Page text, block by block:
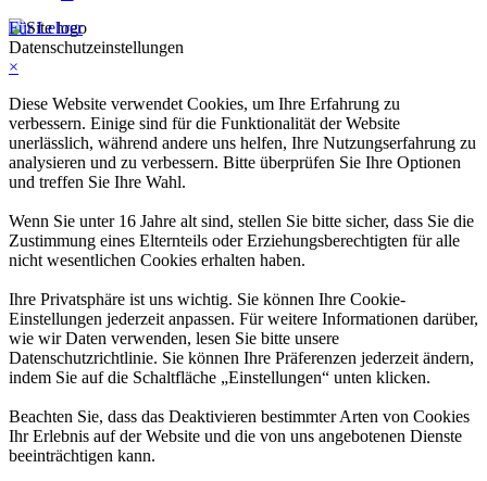
Für Lehrer
Datenschutzeinstellungen
×
Diese Website verwendet Cookies, um Ihre Erfahrung zu
verbessern. Einige sind für die Funktionalität der Website
unerlässlich, während andere uns helfen, Ihre Nutzungserfahrung zu
analysieren und zu verbessern. Bitte überprüfen Sie Ihre Optionen
und treffen Sie Ihre Wahl.
Wenn Sie unter 16 Jahre alt sind, stellen Sie bitte sicher, dass Sie die
Zustimmung eines Elternteils oder Erziehungsberechtigten für alle
nicht wesentlichen Cookies erhalten haben.
Ihre Privatsphäre ist uns wichtig. Sie können Ihre Cookie-
Einstellungen jederzeit anpassen. Für weitere Informationen darüber,
wie wir Daten verwenden, lesen Sie bitte unsere
Datenschutzrichtlinie. Sie können Ihre Präferenzen jederzeit ändern,
indem Sie auf die Schaltfläche „Einstellungen“ unten klicken.
Beachten Sie, dass das Deaktivieren bestimmter Arten von Cookies
Ihr Erlebnis auf der Website und die von uns angebotenen Dienste
beeinträchtigen kann.